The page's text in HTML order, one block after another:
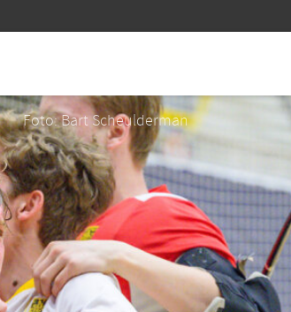
Foto: Bart Scheulderman